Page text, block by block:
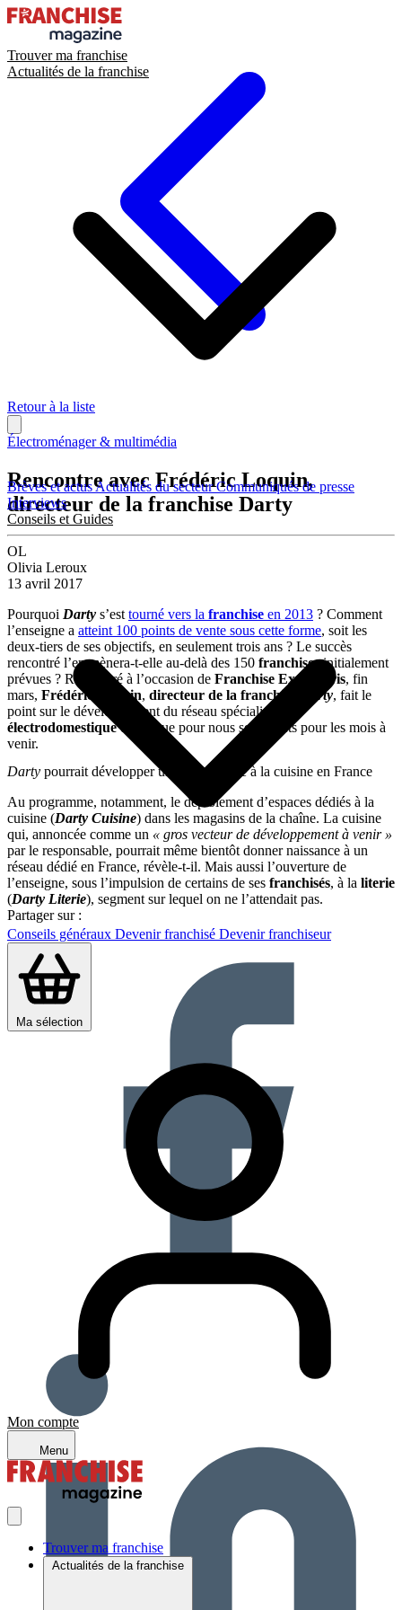
Trouver ma franchise
Actualités de la franchise
Brèves et actusActualités du secteurCommuniqués de presse
Interviews
Conseils et Guides
Conseils généraux Devenir franchisé Devenir franchiseur
Ma sélection
Mon compte
Menu
Trouver ma franchise
Actualités de la franchise
Retour à la liste
Électroménager & multimédia
Rencontre avec Frédéric Loquin,
directeur de la franchise Darty
OL
Olivia Leroux
13 avril 2017
Pourquoi Darty s’est tourné vers la franchise en 2013 ? Comment
l’enseigne a atteint 100 points de vente sous cette forme, soit les
deux-tiers de ses objectifs, en seulement trois ans ? Le succès
rencontré l’emmènera-t-elle au-delà des 150 franchisesinitialement
prévues ? Rencontré à l’occasion de Franchise Expo Paris, fin
mars, Frédéric Loquin, directeur de la franchise Darty, fait le
point sur le développement du réseau spécialiste en
électrodomestiqueet évoque pour nous ses projets pour les mois à
venir.
Darty pourrait développer un format dédié à la cuisine en France
Au programme, notamment, le déploiement d’espaces dédiés à la
cuisine (Darty Cuisine) dans les magasins de la chaîne. La cuisine
qui, annoncée comme un « gros vecteur de développement à venir »
par le responsable, pourrait même bientôt donner naissance à un
réseau dédié en France, révèle-t-il. Mais aussi l’ouverture de
l’enseigne, sous l’impulsion de certains de ses franchisés, à la literie
(Darty Literie), segment sur lequel on ne l’attendait pas.
Partager sur :